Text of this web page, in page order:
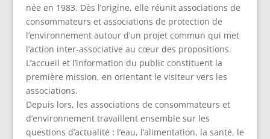
née en 1983. Dès l’origine, elle réunit associations de
consommateurs et associations de protection de
l’environnement autour d’un projet commun qui met
l’action inter-associative au cœur des propositions.
L’accueil et l’information du public constituent la
première mission, en orientant le visiteur vers les
associations.
Depuis lors, les associations de consommateurs et
d’environnement travaillent ensemble sur les
questions d’actualité : l’eau, l’alimentation, la santé, le